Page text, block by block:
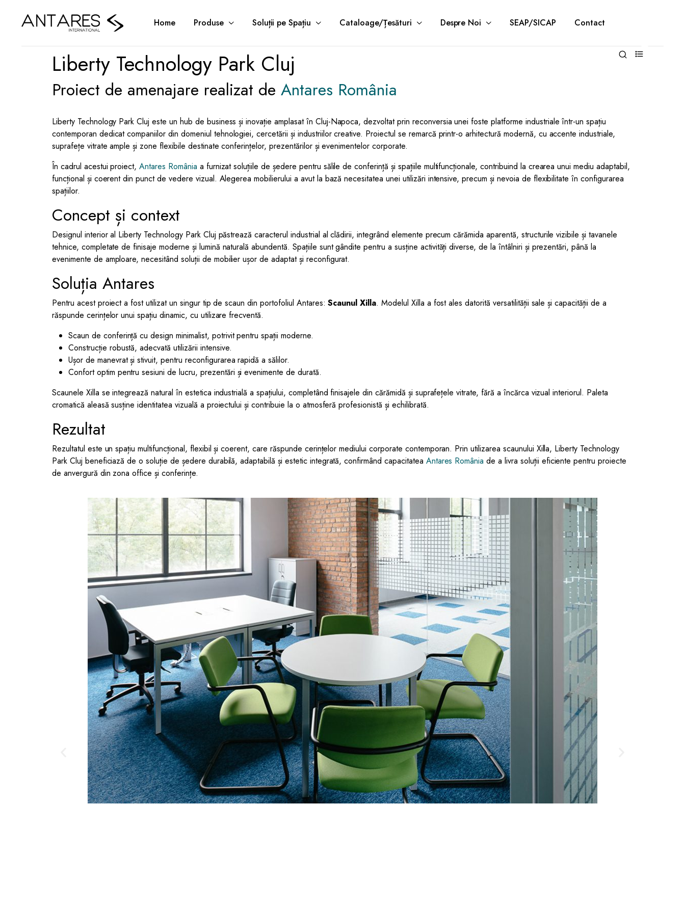
Home Produse Soluții pe Spațiu Cataloage/Țesături Despre Noi SEAP/SICAP Contact
Liberty Technology Park Cluj
Proiect de amenajare realizat de Antares România
Liberty Technology Park Cluj este un hub de business și inovație amplasat în Cluj-Napoca, dezvoltat prin reconversia unei foste platforme industriale într-un spațiu
contemporan dedicat companiilor din domeniul tehnologiei, cercetării și industriilor creative. Proiectul se remarcă printr-o arhitectură modernă, cu accente industriale,
suprafețe vitrate ample și zone flexibile destinate conferințelor, prezentărilor și evenimentelor corporate.
În cadrul acestui proiect,Antares România a furnizat soluțiile de ședere pentru sălile de conferință și spațiile multifuncționale, contribuind la crearea unui mediu adaptabil,
funcțional și coerent din punct de vedere vizual. Alegerea mobilierului a avut la bază necesitatea unei utilizări intensive, precum și nevoia de flexibilitate în configurarea
spațiilor.
Concept și context
Designul interior al Liberty Technology Park Cluj păstrează caracterul industrial al clădirii, integrând elemente precum cărămida aparentă, structurile vizibile și tavanele
tehnice, completate de finisaje moderne și lumină naturală abundentă. Spațiile sunt gândite pentru a susține activități diverse, de la întâlniri și prezentări, până la
evenimente de amploare, necesitând soluții de mobilier ușor de adaptat și reconfigurat.
Soluția Antares
Pentru acest proiect a fost utilizat un singur tip de scaun din portofoliul Antares:Scaunul Xilla. Modelul Xilla a fost ales datorită versatilității sale și capacității de a
răspunde cerințelor unui spațiu dinamic, cu utilizare frecventă.
Scaun de conferință cu design minimalist, potrivit pentru spații moderne.
Construcție robustă, adecvată utilizării intensive.
Ușor de manevrat și stivuit, pentru reconfigurarea rapidă a sălilor.
Confort optim pentru sesiuni de lucru, prezentări și evenimente de durată.
Scaunele Xilla se integrează natural în estetica industrială a spațiului, completând finisajele din cărămidă și suprafețele vitrate, fără a încărca vizual interiorul. Paleta
cromatică aleasă susține identitatea vizuală a proiectului și contribuie la o atmosferă profesionistă și echilibrată.
Rezultat
Rezultatul este un spațiu multifuncțional, flexibil și coerent, care răspunde cerințelor mediului corporate contemporan. Prin utilizarea scaunului Xilla, Liberty Technology
Park Cluj beneficiază de o soluție de ședere durabilă, adaptabilă și estetic integrată, confirmând capacitatea Antares România de a livra soluții eficiente pentru proiecte
de anvergură din zona office și conferințe.